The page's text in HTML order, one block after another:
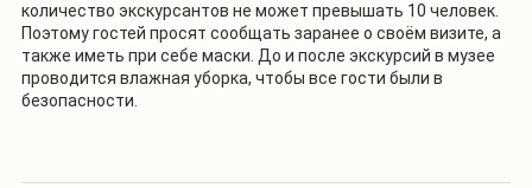
количество экскурсантов не может превышать 10 человек.
Поэтому гостей просят сообщать заранее о своём визите, а
также иметь при себе маски. До и после экскурсий в музее
проводится влажная уборка, чтобы все гости были в
безопасности.